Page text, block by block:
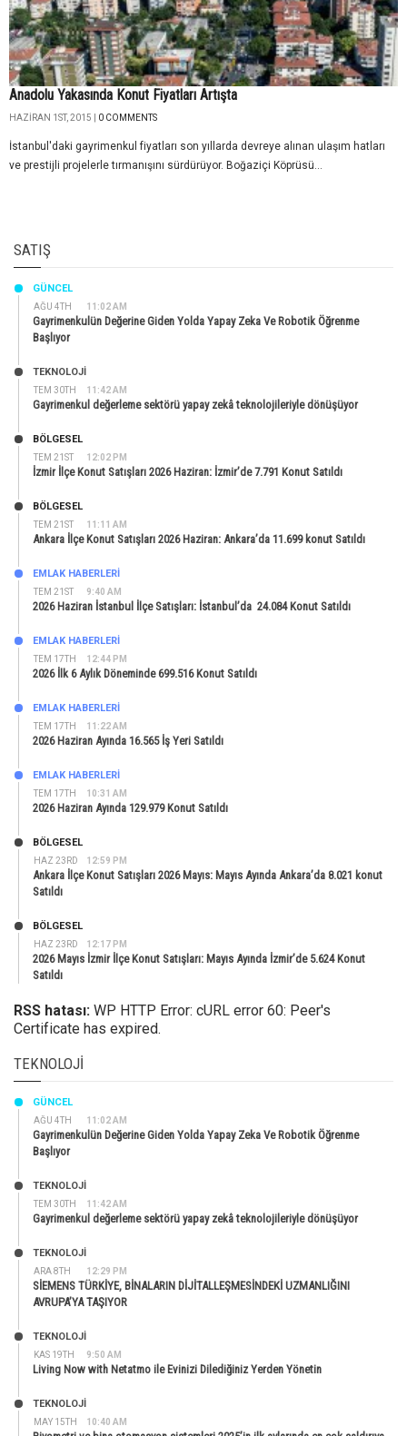
Anadolu Yakasında Konut Fiyatları Artışta
HAZIRAN 1ST, 2015 | 0 COMMENTS
İstanbul'daki gayrimenkul fiyatları son yıllarda devreye alınan ulaşım hatları
ve prestijli projelerle tırmanışını sürdürüyor. Boğaziçi Köprüsü...
SATIŞ
AĞU 4TH 11:02 AM
GÜNCEL
Gayrimenkulün Değerine Giden Yolda Yapay Zeka Ve Robotik Öğrenme
Başlıyor
TEM 30TH 11:42 AM
TEKNOLOJİ
Gayrimenkul değerleme sektörü yapay zekâ teknolojileriyle dönüşüyor
TEM 21ST 12:02 PM
BÖLGESEL
İzmir İlçe Konut Satışları 2026 Haziran: İzmir’de 7.791 Konut Satıldı
TEM 21ST 11:11 AM
BÖLGESEL
Ankara İlçe Konut Satışları 2026 Haziran: Ankara’da 11.699 konut Satıldı
TEM 21ST 9:40 AM
EMLAK HABERLERI
2026 Haziran İstanbul İlçe Satışları: İstanbul’da 24.084 Konut Satıldı
TEM 17TH 12:44 PM
EMLAK HABERLERI
2026 İlk 6 Aylık Döneminde 699.516 Konut Satıldı
TEM 17TH 11:22 AM
EMLAK HABERLERI
2026 Haziran Ayında 16.565 İş Yeri Satıldı
TEM 17TH 10:31 AM
EMLAK HABERLERI
2026 Haziran Ayında 129.979 Konut Satıldı
HAZ 23RD 12:59 PM
BÖLGESEL
Ankara İlçe Konut Satışları 2026 Mayıs: Mayıs Ayında Ankara’da 8.021 konut
Satıldı
HAZ 23RD 12:17 PM
BÖLGESEL
2026 Mayıs İzmir İlçe Konut Satışları: Mayıs Ayında İzmir’de 5.624 Konut
Satıldı
RSS hatası: WP HTTP Error: cURL error 60: Peer's
Certificate has expired.
TEKNOLOJI
AĞU 4TH 11:02 AM
GÜNCEL
Gayrimenkulün Değerine Giden Yolda Yapay Zeka Ve Robotik Öğrenme
Başlıyor
TEM 30TH 11:42 AM
TEKNOLOJİ
Gayrimenkul değerleme sektörü yapay zekâ teknolojileriyle dönüşüyor
ARA 8TH 12:29 PM
TEKNOLOJİ
SİEMENS TÜRKİYE, BİNALARIN DİJİTALLEŞMESİNDEKİ UZMANLIĞINI
AVRUPA’YA TAŞIYOR
KAS 19TH 9:50 AM
TEKNOLOJİ
Living Now with Netatmo ile Evinizi Dilediğiniz Yerden Yönetin
MAY 15TH 10:40 AM
TEKNOLOJİ